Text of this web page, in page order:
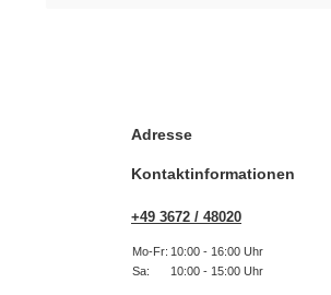
Adresse
Kontaktinformationen
+49 3672 / 48020
Mo-Fr: 10:00 - 16:00 Uhr
Sa:
10:00 - 15:00 Uhr